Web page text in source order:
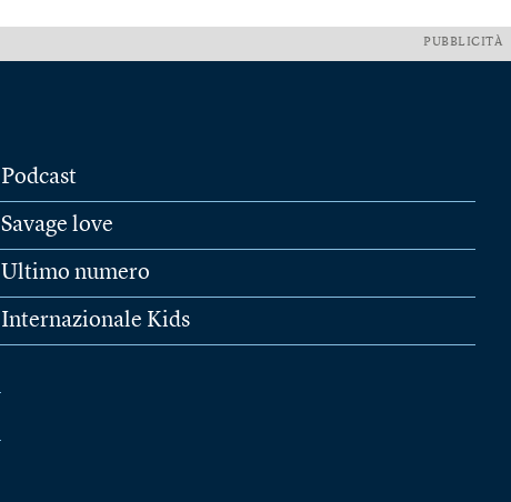
PUBBLICITÀ
Podcast
Savage love
Ultimo numero
Internazionale Kids